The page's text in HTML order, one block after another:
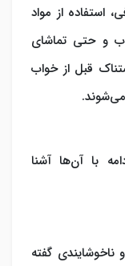
استفاده از مواد
و حتی تماشای
قبل از خواب
با آن‌ها آشنا
گفته